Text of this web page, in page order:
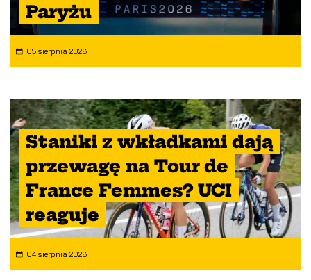
Paryżu
05 sierpnia 2026
Staniki z wkładkami dają
przewagę na Tour de
France Femmes? UCI
reaguje
04 sierpnia 2026